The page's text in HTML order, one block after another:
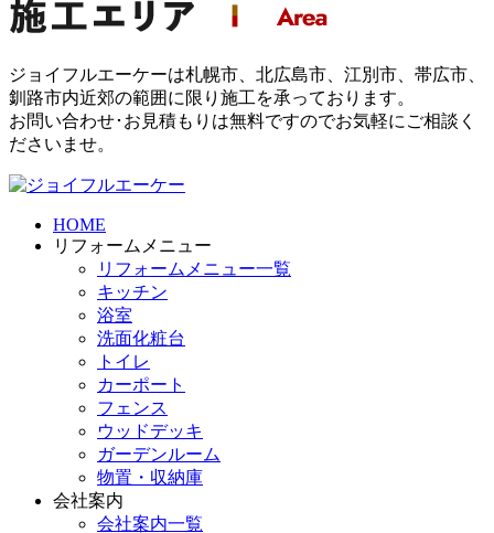
ジョイフルエーケーは札幌市、北広島市、江別市、帯広市、
釧路市内近郊の範囲に限り施工を承っております。
お問い合わせ･お見積もりは無料ですのでお気軽にご相談く
ださいませ。
HOME
リフォームメニュー
リフォームメニュー一覧
キッチン
浴室
洗面化粧台
トイレ
カーポート
フェンス
ウッドデッキ
ガーデンルーム
物置・収納庫
会社案内
会社案内一覧